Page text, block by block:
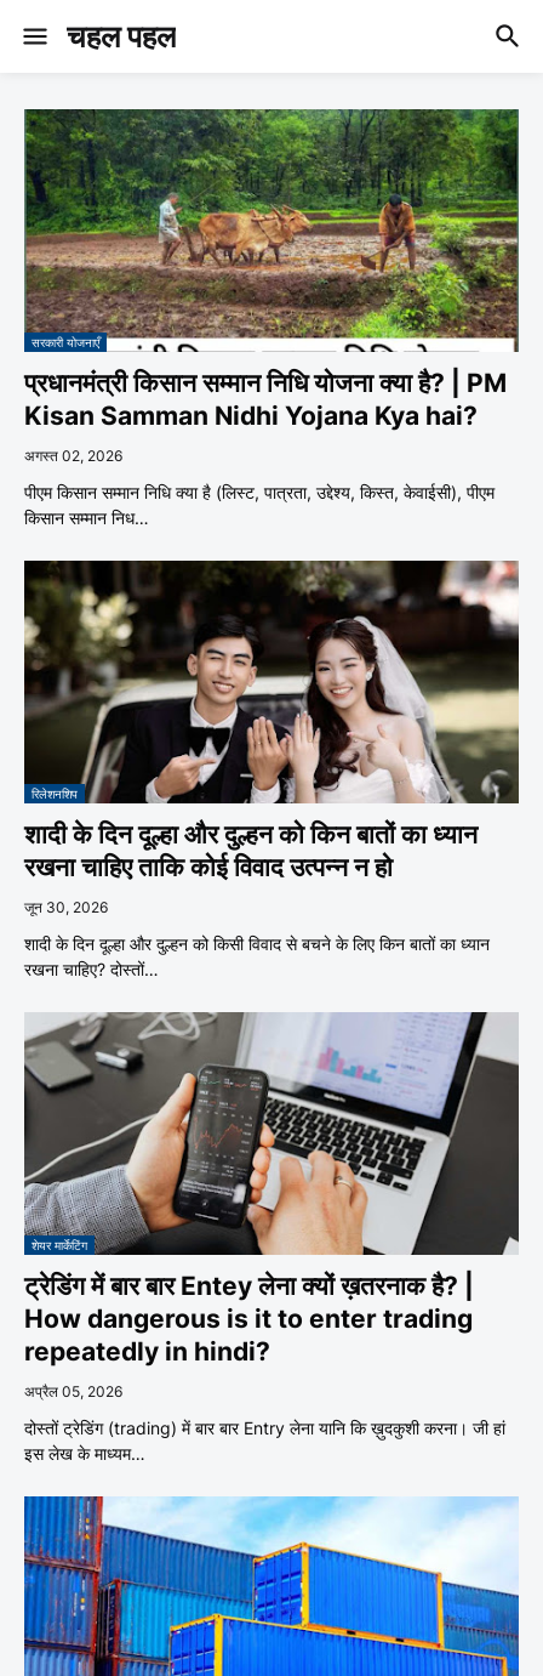
चहल पहल
सरकारी योजनाएँ
प्रधानमंत्री किसान सम्मान निधि योजना क्या है? | PM
Kisan Samman Nidhi Yojana Kya hai?
अगस्त 02, 2026
पीएम किसान सम्मान निधि क्या है (लिस्ट, पात्रता, उद्देश्य, किस्त, केवाईसी), पीएम
किसान सम्मान निध…
रिलेशनशिप
शादी के दिन दूल्हा और दुल्हन को किन बातों का ध्यान
रखना चाहिए ताकि कोई विवाद उत्पन्न न हो
जून 30, 2026
शादी के दिन दूल्हा और दुल्हन को किसी विवाद से बचने के लिए किन बातों का ध्यान
रखना चाहिए? दोस्तों…
शेयर मार्केटिंग
ट्रेडिंग में बार बार Entey लेना क्यों ख़तरनाक है? |
How dangerous is it to enter trading
repeatedly in hindi?
अप्रैल 05, 2026
दोस्तों ट्रेडिंग (trading) में बार बार Entry लेना यानि कि ख़ुदकुशी करना। जी हां
इस लेख के माध्यम…